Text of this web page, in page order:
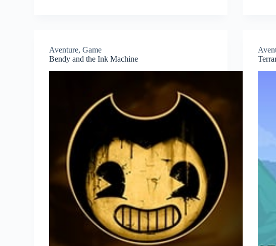
Aventure,Game
Bendy and the Ink Machine